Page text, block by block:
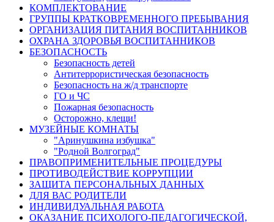
КОМПЛЕКТОВАНИЕ
ГРУППЫ КРАТКОВРЕМЕННОГО ПРЕБЫВАНИЯ
ОРГАНИЗАЦИЯ ПИТАНИЯ ВОСПИТАННИКОВ
ОХРАНА ЗДОРОВЬЯ ВОСПИТАННИКОВ
БЕЗОПАСНОСТЬ
Безопасность детей
Антитеррористическая безопасность
Безопасность на ж/д транспорте
ГО и ЧС
Пожарная безопасность
Осторожно, клещи!
МУЗЕЙНЫЕ КОМНАТЫ
"Аринушкина избушка"
"Родной Волгоград"
ПРАВОПРИМЕНИТЕЛЬНЫЕ ПРОЦЕДУРЫ
ПРОТИВОДЕЙСТВИЕ КОРРУПЦИИ
ЗАЩИТА ПЕРСОНАЛЬНЫХ ДАННЫХ
ДЛЯ ВАС РОДИТЕЛИ
ИНДИВИДУАЛЬНАЯ РАБОТА
ОКАЗАНИЕ ПСИХОЛОГО-ПЕДАГОГИЧЕСКОЙ,